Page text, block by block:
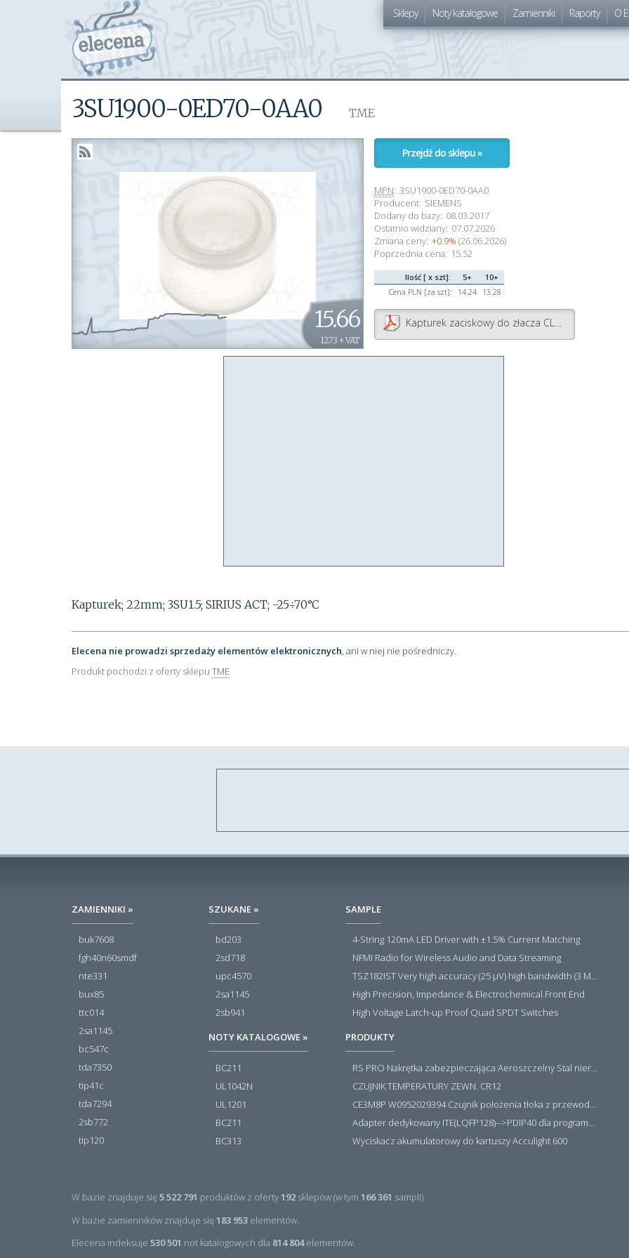
Sklepy Noty katalogowe Zamienniki Raporty O
3SU1900-0ED70-0AA0 TME
15.66
12.73 + VAT
Przejdź do sklepu »
MPN: 3SU1900-0ED70-0AA0
Producent: SIEMENS
Dodany do bazy: 08.03.2017
Ostatnio widziany: 07.07.2026
Zmiana ceny: +0.9% (26.06.2026)
Poprzednia cena: 15.52
Ilość [ x szt]: 5+
10+
Cena PLN [za szt]:
14.24 13.28
Kapturek; 22mm; 3SU1.5; SIRIUS ACT; -25÷70°C
Elecena nie prowadzi sprzedaży elementów elektronicznych, ani w niej nie pośredniczy.
Produkt pochodzi z oferty sklepu TME
ZAMIENNIKI »
buk7608
fgh40n60smdf
nte331
bux85
ttc014
2sa1145
bc547c
tda7350
tip41c
tda7294
2sb772
tip120
SZUKANE »
bd203
2sd718
upc4570
2sa1145
2sb941
NOTY KATALOGOWE »
BC211
UL1042N
UL1201
BC211
BC313
SAMPLE
4-String 120mA LED Driver with ±1.5% Current Matching
NFMI Radio for Wireless Audio and Data Streaming
TSZ182IST Very high accuracy (25 µV) high bandwidth (3 MHz) zero drift 5 V operational amplifiers
High Precision, Impedance & Electrochemical Front End
High Voltage Latch-up Proof Quad SPDT Switches
PRODUKTY
CZUJNIK TEMPERATURY ZEWN. CR12
Wyciskacz akumulatorowy do kartuszy Acculight 600
W bazie znajduje się5 522 791 produktów z oferty 192 sklepów (w tym 166 361 sampli)
W bazie zamienników znajduje się 183 953 elementów.
Elecena indeksuje 530 501 not katalogowych dla 814 804elementów.